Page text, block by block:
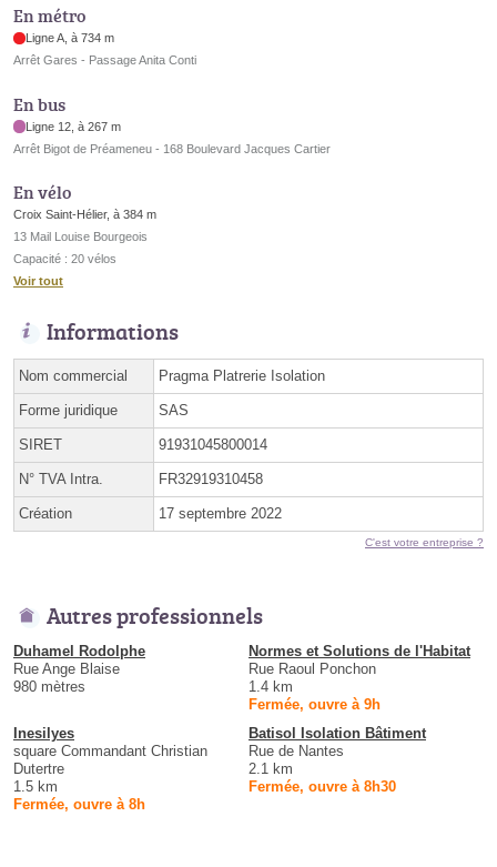
En métro
Ligne A, à 734 m
Arrêt Gares - Passage Anita Conti
En bus
Ligne 12, à 267 m
Arrêt Bigot de Préameneu - 168 Boulevard Jacques Cartier
En vélo
Croix Saint-Hélier, à 384 m
13 Mail Louise Bourgeois
Capacité : 20 vélos
Voir tout
Informations
Nom commercial Pragma Platrerie Isolation
Forme juridique SAS
SIRET 91931045800014
N° TVA Intra. FR32919310458
Création 17 septembre 2022
C'est votre entreprise ?
Autres professionnels
Duhamel Rodolphe
Rue Ange Blaise
980 mètres
Normes et Solutions de l'Habitat
Rue Raoul Ponchon
1.4 km
Fermée, ouvre à 9h
Inesilyes
square Commandant Christian
Dutertre
1.5 km
Fermée, ouvre à 8h
Batisol Isolation Bâtiment
Rue de Nantes
2.1 km
Fermée, ouvre à 8h30